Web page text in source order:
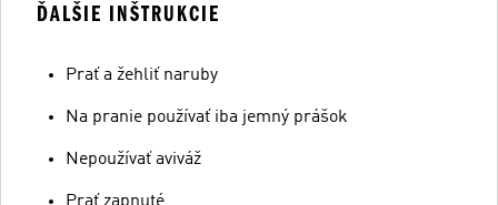
ĎALŠIE INŠTRUKCIE
Prať a žehliť naruby
Na pranie používať iba jemný prášok
Nepoužívať aviváž